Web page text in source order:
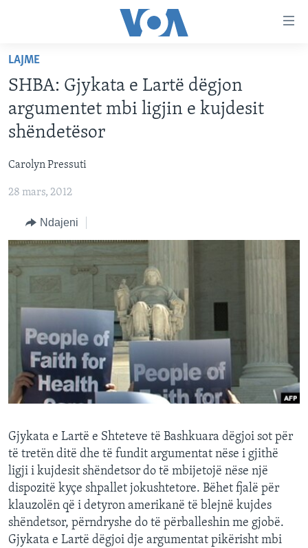
faqen
kryesore
tek
faqja
Kalo
tek
FAQJA KRYESORE
KATEGORITË
AMERIKA
EVROPA
BOTA
MJEDISI
KULTURË
SHKENCË DHE TEKNOLOGJI
DITARI
DITARI
Learning English
FOLLOW US
LAJME
SHBA: Gjykata e Lartë dëgjon
argumentet mbi ligjin e kujdesit
shëndetësor
Carolyn Pressuti
28 mars, 2012
Ndajeni
Gjykata e Lartë e Shteteve të Bashkuara dëgjoi sot për
të tretën ditë dhe të fundit argumentat nëse i gjithë
ligji i kujdesit shëndetsor do të mbijetojë nëse një
dispozitë kyçe shpallet jokushtetore. Bëhet fjalë për
klauzolën që i detyron amerikanë të blejnë kujdes
shëndetsor, përndryshe do të përballeshin me gjobë.
Gjykata e Lartë dëgjoi dje argumentat pikërisht mbi